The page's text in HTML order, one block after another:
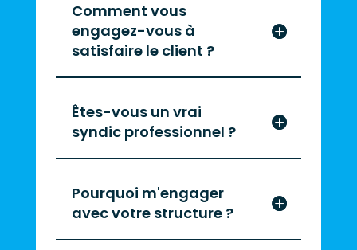
Comment vous
engagez-vous à
satisfaire le client ?
Êtes-vous un vrai
syndic professionnel ?
Pourquoi m'engager
avec votre structure ?